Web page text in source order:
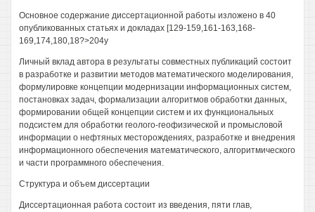
Основное содержание диссертационной работы изложено в 40
опубликованных статьях и докладах [129-159,161-163,168-
169,174,180,18?>204у
Личный вклад автора в результаты совместных публикаций состоит
в разработке и развитии методов математического моделирования,
формулировке концепции модернизации информационных систем,
постановках задач, формализации алгоритмов обработки данных,
формировании общей концепции систем и их функциональных
подсистем для обработки геолого-геофизической и промысловой
информации о нефтяных месторождениях, разработке и внедрения
информационного обеспечения математического, алгоритмического
и части программного обеспечения.
Структура и объем диссертации
Диссертационная работа состоит из введения, пяти глав,